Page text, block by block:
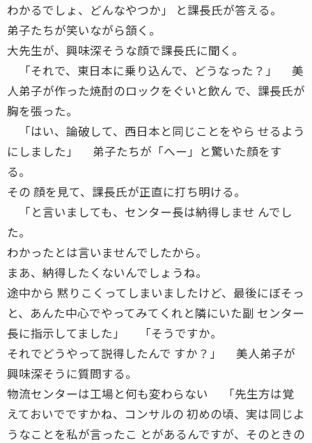
わかるでしょ、どんなやつか」 と課長氏が答える。
弟子たちが笑いながら頷く。
大先生が、興味深そうな顔で課長氏に聞く。
「それで、東日本に乗り込んで、どうなった？」 美
人弟子が作った焼酎のロックをぐいと飲ん で、課長氏が
胸を張った。
「はい、論破して、西日本と同じことをやら せるよう
にしました」 弟子たちが「へー」と驚いた顔をす
る。
その 顔を見て、課長氏が正直に打ち明ける。
「と言いましても、センター長は納得しませ んでし
た。
わかったとは言いませんでしたから。
まあ、納得したくないんでしょうね。
途中から 黙りこくってしまいましたけど、最後にぼそっ
と、あんた中心でやってみてくれと隣にいた副 センター
長に指示してました」 「そうですか。
それでどうやって説得したんで すか？」 美人弟子が
興味深そうに質問する。
物流センターは工場と何も変わらない 「先生方は覚
えておいでですかね、コンサルの 初めの頃、実は同じよ
うなことを私が言ったこ とがあるんですが、そのときの